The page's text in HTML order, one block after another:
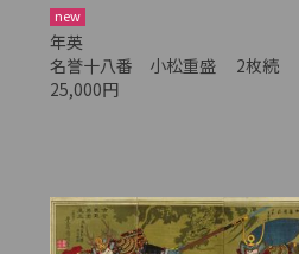
new
年英
名誉十八番 小松重盛 2枚続
25,000円